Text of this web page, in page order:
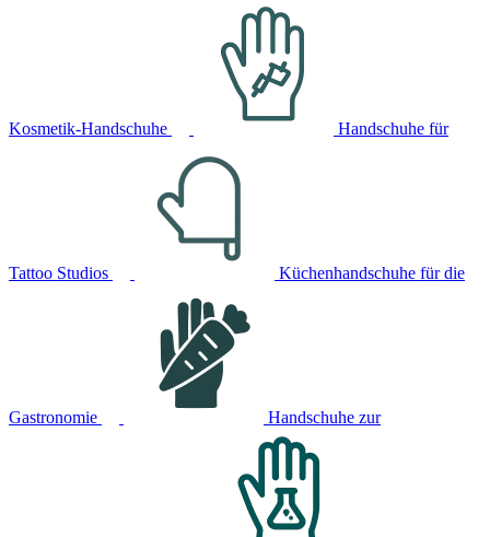
Kosmetik-Handschuhe Handschuhe für
Tattoo Studios Küchenhandschuhe für die
Gastronomie Handschuhe zur